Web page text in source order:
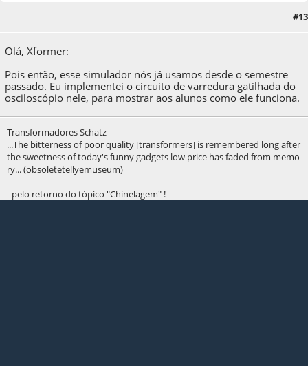
#13
Olá, Xformer:
Pois então, esse simulador nós já usamos desde o semestre
passado. Eu implementei o circuito de varredura gatilhada do
osciloscópio nele, para mostrar aos alunos como ele funciona.
Transformadores Schatz
...The bitterness of poor quality [transformers] is remembered long after
the sweetness of today's funny gadgets low price has faded from memo
ry... (obsoletetellyemuseum)
- pelo retorno do tópico "Chinelagem" !